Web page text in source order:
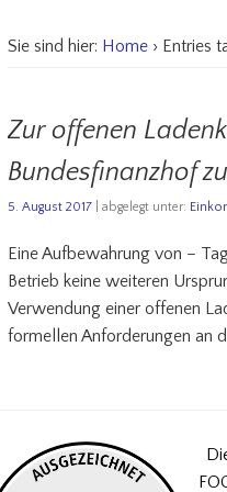
Sie sind hier: Home › Entries
Zur offenen
Bundesfinanzhof
5. August 2017 | abgelegt unter:
Eine Aufbewahrung von –
Betrieb keine weiteren
Verwendung einer offenen
formellen Anforderungen an